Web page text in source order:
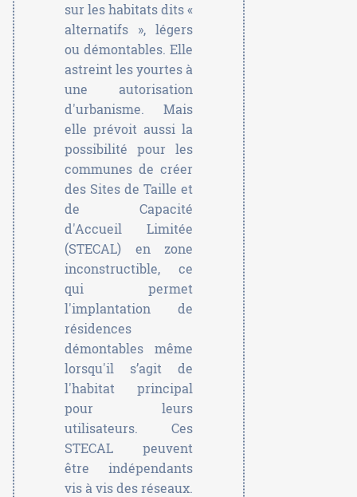
sur les habitats dits «
alternatifs », légers
ou démontables. Elle
astreint les yourtes à
une autorisation
d'urbanisme. Mais
elle prévoit aussi la
possibilité pour les
communes de créer
des Sites de Taille et
de Capacité
d'Accueil Limitée
(STECAL) en zone
inconstructible, ce
qui permet
l'implantation de
résidences
démontables même
lorsqu'il s’agit de
l'habitat principal
pour leurs
utilisateurs. Ces
STECAL peuvent
être indépendants
vis à vis des réseaux.